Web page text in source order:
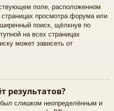
поле, расположенном
просмотра форума или
поиск, щёлкнув по
на всех страницах
может зависеть от
результатов?
слишком неопределённым и